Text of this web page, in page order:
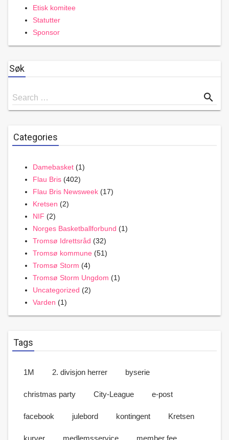
Etisk komitee
Statutter
Sponsor
Søk
Search
for
Search … search
Categories
Damebasket (1)
Flau Bris (402)
Flau Bris Newsweek (17)
Kretsen (2)
NIF (2)
Norges Basketballforbund (1)
Tromsø Idrettsråd (32)
Tromsø kommune (51)
Tromsø Storm (4)
Tromsø Storm Ungdom (1)
Uncategorized (2)
Varden (1)
Tags
1M 2. divisjon herrer byserie
christmas party City-League e-post
facebook julebord kontingent Kretsen
kurver medlemsservice member fee